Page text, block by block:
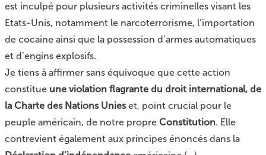
est inculpé pour plusieurs activités criminelles visant les
Etats-Unis, notamment le narcoterrorisme, l’importation
de cocaïne ainsi que la possession d’armes automatiques
et d’engins explosifs.
Je tiens à affirmer sans équivoque que cette action
constitue une violation flagrante du droit international, de
la Charte des Nations Unieset, point crucial pour le
peuple américain, de notre propre Constitution. Elle
contrevient également aux principes énoncés dans la